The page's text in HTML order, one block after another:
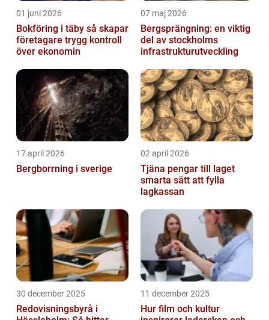
01 juni 2026
Bokföring i täby så skapar
företagare trygg kontroll
över ekonomin
07 maj 2026
Bergsprängning: en viktig
del av stockholms
infrastrukturutveckling
17 april 2026
Bergborrning i sverige
02 april 2026
Tjäna pengar till laget
smarta sätt att fylla
lagkassan
30 december 2025
Redovisningsbyrå i
11 december 2025
Hur film och kultur